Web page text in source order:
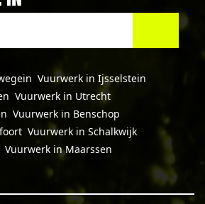
Vuurwerk in Ijsselstein
Vuurwerk in Utrecht
Vuurwerk in Benschop
Vuurwerk in Schalkwijk
Vuurwerk in Maarssen